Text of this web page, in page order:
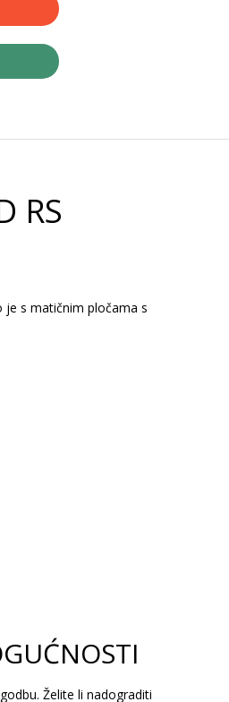
RS
je s matičnim pločama s
Želite li nadograditi